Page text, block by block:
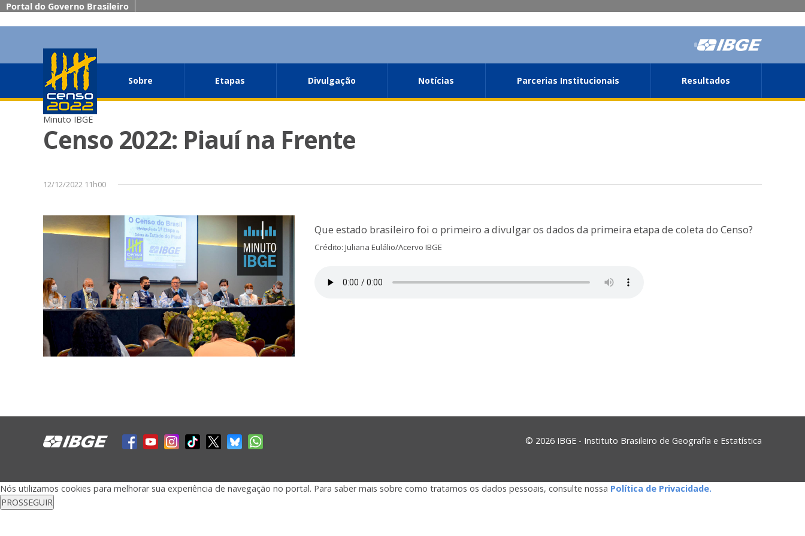
Portal do Governo Brasileiro
Sobre Etapas Divulgação Notícias Parcerias Institucionais Resultados
Minuto IBGE
Censo 2022: Piauí na Frente
12/12/2022 11h00
Que estado brasileiro foi o primeiro a divulgar os dados da primeira etapa de coleta do Censo?
Crédito: Juliana Eulálio/Acervo IBGE
© 2026 IBGE - Instituto Brasileiro de Geografia e Estatística
Nós utilizamos cookies para melhorar sua experiência de navegação no portal. Para saber mais sobre como tratamos os dados pessoais, consulte nossa Política de Privacidade.
PROSSEGUIR